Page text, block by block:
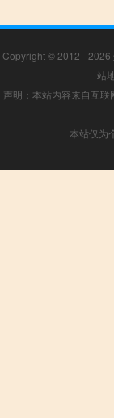
Copyright © 2012 - 2026
站
声明：本站内容来自互
本站仅为